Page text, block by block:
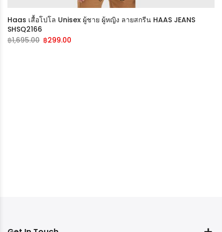
Haas เสื้อโปโล Unisex ผู้ชาย ผู้หญิง ลายสกรีน HAAS JEANS
SHSQ2166
฿1,695.00 ฿299.00